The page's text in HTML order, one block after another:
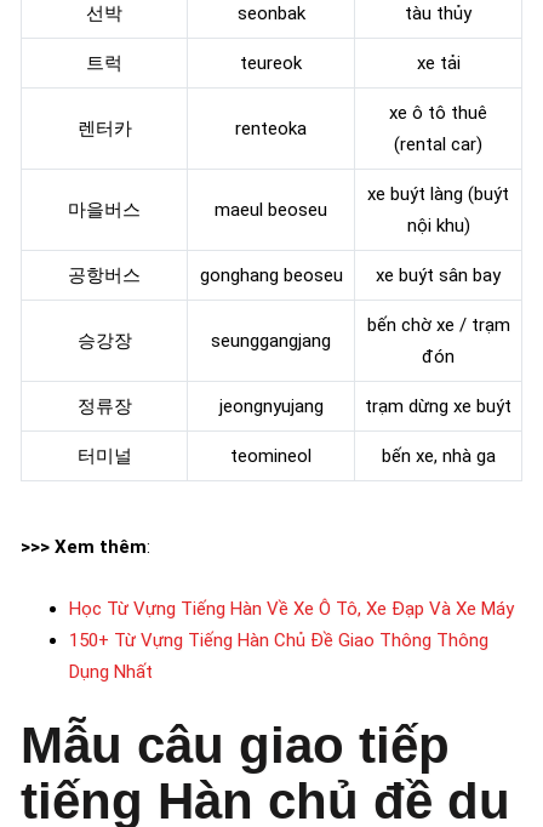
선박 seonbak tàu thủy
트럭 teureok xe tải
렌터카 renteoka
xe ô tô thuê
(rental car)
마을버스 maeul beoseu
xe buýt làng (buýt
nội khu)
공항버스 gonghang beoseu xe buýt sân bay
승강장 seunggangjang
bến chờ xe / trạm
đón
정류장 jeongnyujang trạm dừng xe buýt
터미널 teomineol bến xe, nhà ga
>>> Xem thêm:
Học Từ Vựng Tiếng Hàn Về Xe Ô Tô, Xe Đạp Và Xe Máy
150+ Từ Vựng Tiếng Hàn Chủ Đề Giao Thông Thông
Dụng Nhất
Mẫu câu giao tiếp
tiếng Hàn chủ đề du